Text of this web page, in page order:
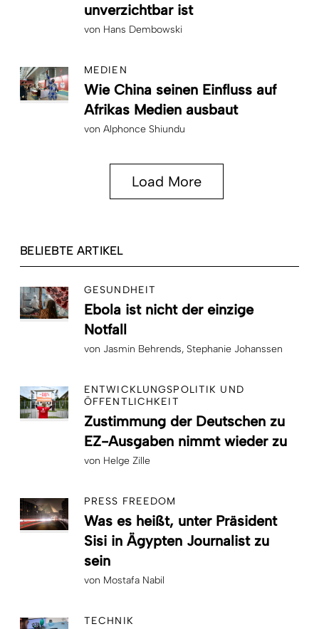
unverzichtbar ist
von Hans Dembowski
MEDIEN
Wie China seinen Einfluss auf
Afrikas Medien ausbaut
von Alphonce Shiundu
Load More
BELIEBTE ARTIKEL
GESUNDHEIT
Ebola ist nicht der einzige
Notfall
von Jasmin Behrends Stephanie Johanssen
ENTWICKLUNGSPOLITIK UND
ÖFFENTLICHKEIT
Zustimmung der Deutschen zu
EZ-Ausgaben nimmt wieder zu
von Helge Zille
PRESS FREEDOM
Was es heißt, unter Präsident
Sisi in Ägypten Journalist zu
sein
von Mostafa Nabil
TECHNIK